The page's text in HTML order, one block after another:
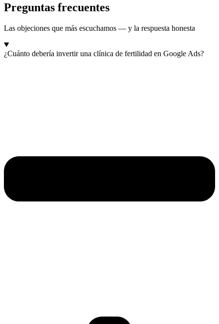
Preguntas frecuentes
Las objeciones que más escuchamos — y la respuesta honesta
¿Cuánto debería invertir una clínica de fertilidad en Google Ads?